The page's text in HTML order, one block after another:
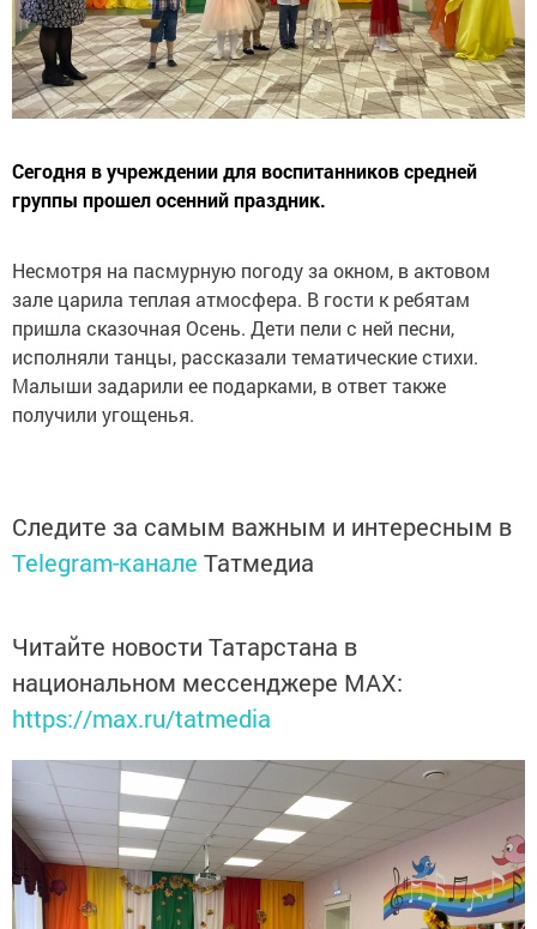
Сегодня в учреждении для воспитанников средней
группы прошел осенний праздник.
Несмотря на пасмурную погоду за окном, в актовом
зале царила теплая атмосфера. В гости к ребятам
пришла сказочная Осень. Дети пели с ней песни,
исполняли танцы, рассказали тематические стихи.
Малыши задарили ее подарками, в ответ также
получили угощенья.
Следите за самым важным и интересным в
Telegram-канале Татмедиа
Читайте новости Татарстана в
национальном мессенджере MАХ:
https://max.ru/tatmedia